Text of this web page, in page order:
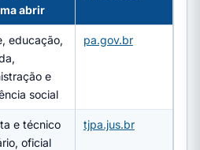
abrir
educação,
e
social
pa.gov.br
e técnico
oficial
tjpa.jus.br